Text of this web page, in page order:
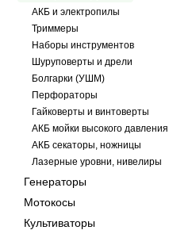
АКБ и электропилы
Триммеры
Наборы инструментов
Шуруповерты и дрели
Болгарки (УШМ)
Перфораторы
Гайковерты и винтоверты
АКБ мойки высокого давления
АКБ секаторы, ножницы
Лазерные уровни, нивелиры
Генераторы
Мотокосы
Культиваторы